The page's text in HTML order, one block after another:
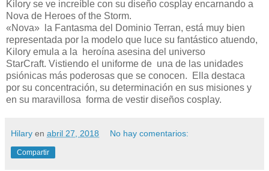
Kilory se ve increíble con su diseño cosplay encarnando a
Nova de Heroes of the Storm.
«Nova» la Fantasma del Dominio Terran, está muy bien
representada por la modelo que luce su fantástico atuendo,
Kilory emula a la heroína asesina del universo
StarCraft. Vistiendo el uniforme de una de las unidades
psiónicas más poderosas que se conocen. Ella destaca
por su concentración, su determinación en sus misiones y
en su maravillosa forma de vestir diseños cosplay.
Hilary en abril 27, 2018 No hay comentarios:
Compartir